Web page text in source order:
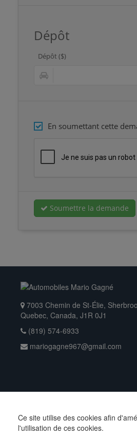
Dépôt
Dépôt ($)
En soumettant cette
Soumettre la demande
7003 Chemin de St-Élie,
Quebec, Canada, J1R 0J1
(819) 574-6933
mariogagne967@gmail.com
Droits d'auteur © 2026
autoparAutoPro.io
Ce site utilise des cookies afin
l'utilisation de ces cookies.